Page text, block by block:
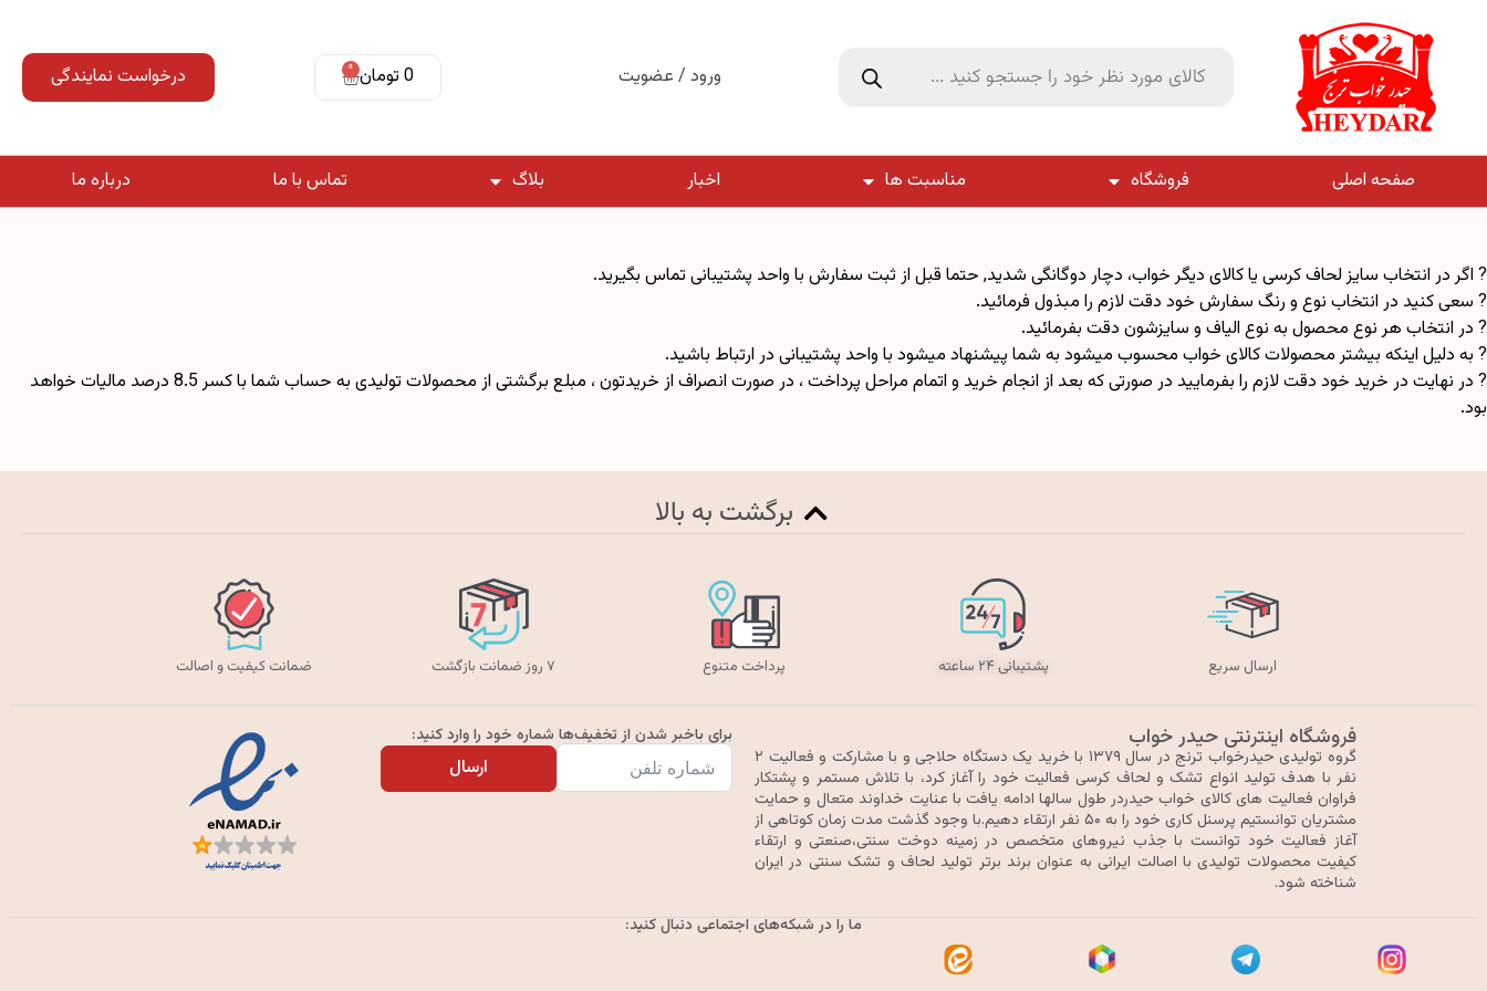
ورود / عضویت 0 تومان 0 درخواست نمایندگی
صفحه اصلی فروشگاه مناسبت ها اخبار بلاگ تماس با ما درباره ما
? اگر در انتخاب سایز لحاف کرسی یا کالای دیگر خواب، دچار دوگانگی شدید, حتما قبل از ثبت سفارش با واحد پشتیبانی تماس بگیرید.
? سعی کنید در انتخاب نوع و رنگ سفارش خود دقت لازم را مبذول فرمائید.
? در انتخاب هر نوع محصول به نوع الیاف و سایزشون دقت بفرمائید.
? به دلیل اینکه بیشتر محصولات کالای خواب محسوب میشود به شما پیشنهاد میشود با واحد پشتیبانی در ارتباط باشید.
? در نهایت در خرید خود دقت لازم را بفرمایید در صورتی که بعد از انجام خرید و اتمام مراحل پرداخت ، در صورت انصراف از خریدتون ، مبلع برگشتی از محصولات تولیدی به حساب شما با کسر 8.5 درصد مالیات خواهد
بود.
برگشت به بالا
ارسال سریع پشتیبانی ۲۴ ساعته پرداخت متنوع ۷ روز ضمانت بازگشت ضمانت کیفیت و اصالت
فروشگاه اینترنتی حیدر خواب
گروه تولیدی حیدرخواب ترنج در سال ۱۳۷۹ با خرید یک دستگاه حلاجی و با مشارکت و فعالیت ۲
نفر با هدف تولید انواع تشک و لحاف کرسی فعالیت خود را آغاز کرد، با تلاش مستمر و پشتکار
فراوان فعالیت های کالای خواب حیدردر طول سالها ادامه یافت با عنایت خداوند متعال و حمایت
مشتریان توانستیم پرسنل کاری خود را به ۵۰ نفر ارتقاء دهیم.با وجود گذشت مدت زمان کوتاهی از
آغاز فعالیت خود توانست با جذب نیروهای متخصص در زمینه دوخت سنتی،صنعتی و ارتقاء
کیفیت محصولات تولیدی با اصالت ایرانی به عنوان برند برتر تولید لحاف و تشک سنتی در ایران
شناخته شود.
برای باخبر شدن از تخفیف‌ها شماره خود را وارد کنید:
ارسال
ما را در شبکه‌های اجتماعی دنبال کنید: